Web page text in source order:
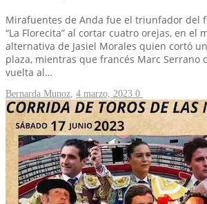
Mirafuentes de Anda fue el triunfador del
“La Florecita” al cortar cuatro orejas, en el
alternativa de Jasiel Morales quien cortó
plaza, mientras que francés Marc Serrano
vuelta al…
Bernarda Munoz, 4 marzo, 2023 0